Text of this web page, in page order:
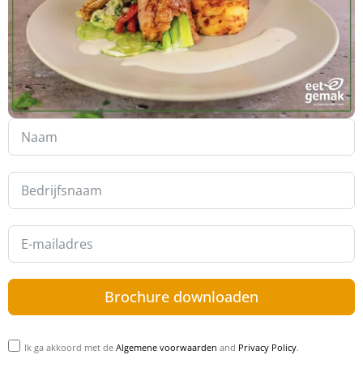
Brochure downloaden
Ik ga akkoord met de Algemene voorwaarden and Privacy Policy.